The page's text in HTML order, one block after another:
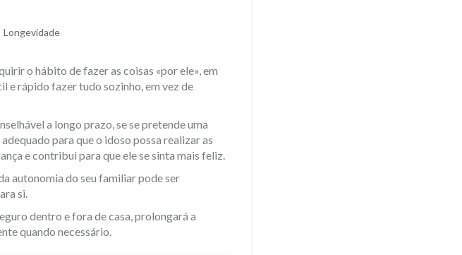
Longevidade
o hábito de fazer as coisas «por ele», em
e rápido fazer tudo sozinho, em vez de
a longo prazo, se se pretende uma
para que o idoso possa realizar as
e contribui para que ele se sinta mais feliz.
autonomia do seu familiar pode ser
si.
dentro e fora de casa, prolongará a
quando necessário.